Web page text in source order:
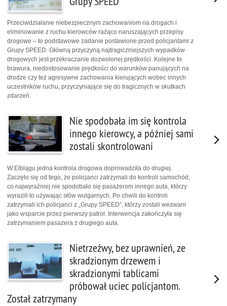
Przeciwdziałanie niebezpiecznym zachowaniom na drogach i
eliminowanie z ruchu kierowców rażąco naruszających przepisy
drogowe – to podstawowe zadanie postawione przed policjantami z
Grupy SPEED. Główną przyczyną najtragiczniejszych wypadków
drogowych jest przekraczanie dozwolonej prędkości. Kolejne to
brawura, niedostosowanie prędkości do warunków panujących na
drodze czy też agresywne zachowania kierujących wobec innych
uczestników ruchu, przyczyniające się do tragicznych w skutkach
zdarzeń.
Nie spodobała im się kontrola
innego kierowcy, a później sami
zostali skontrolowani
W Elblągu jedna kontrola drogowa doprowadziła do drugiej.
Zaczęło się od tego, że policjanci zatrzymali do kontroli samochód,
co najwyraźniej nie spodobało się pasażerom innego auta, którzy
wyrazili to używając słów wulgarnych. Po chwili do kontroli
zatrzymali ich policjanci z „Grupy SPEED”, którzy zostali wezwani
jako wsparcie przez pierwszy patrol. Interwencja zakończyła się
zatrzymaniem pasażera z drugiego auta.
Nietrzeźwy, bez uprawnień, ze
skradzionym drzewem i
skradzionymi tablicami
próbował uciec policjantom.
Został zatrzymany